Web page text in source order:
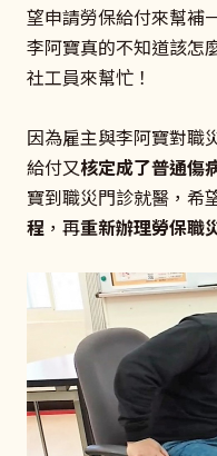
望申請勞保給付來幫補
李阿寶真的不知道該怎
社工員來幫忙！
因為雇主與李阿寶對職
給付又核定成了普通傷
寶到職災門診就醫，希
程 ，再重新辦理勞保職